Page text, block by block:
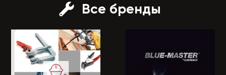
Все бренды